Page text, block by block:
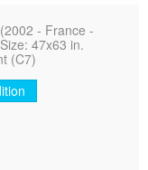
- France -
47x63 in.
(C7)